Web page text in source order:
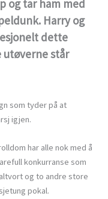
og tar ham med
Harry og
dette
utøverne står
som tyder på at
igjen.
har alle nok med å
konkurranse som
og to andre store
pokal.